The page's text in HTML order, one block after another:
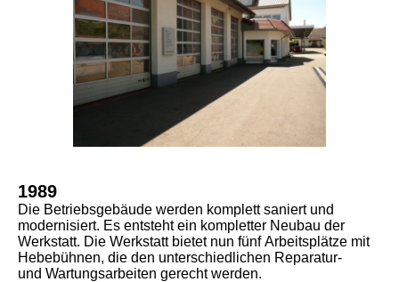
1989
Die Betriebsgebäude werden komplett saniert und
modernisiert. Es entsteht ein kompletter Neubau der
Werkstatt. Die Werkstatt bietet nun fünfArbeitsplätze mit
Hebebühnen, die den unterschiedlichen Reparatur-
und Wartungsarbeiten gerecht werden.